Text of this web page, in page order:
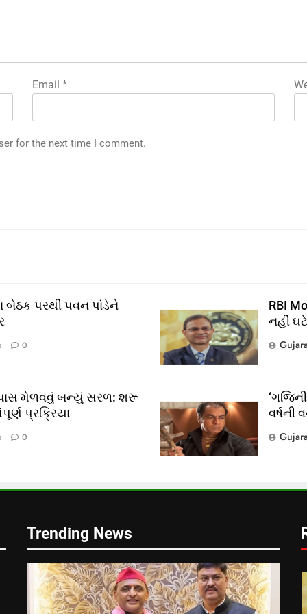
Email*
for the next time I comment.
બેઠક પરથી પવન પાંડેને
0
RBI
નહીં ઘટે
પાસ મેળવવું બન્યું સરળ: શરૂ
પ્રક્રિયા
0
વર્ષની
Trending News